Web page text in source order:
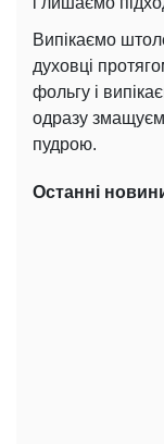
Випікаємо
духовці
фольгу і
одразу
пудрою.
Останні